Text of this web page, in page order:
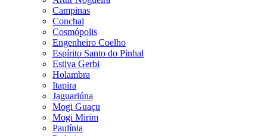
Campinas
Conchal
Cosmópolis
Engenheiro Coelho
Espírito Santo do Pinhal
Estiva Gerbi
Holambra
Itapira
Jaguariúna
Mogi Guaçu
Mogi Mirim
Paulínia